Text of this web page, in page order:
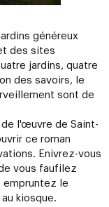
généreux
des sites
jardins, quatre
des savoirs, le
sont de
l'œuvre de Saint-
ce roman
Enivrez-vous
vous faufilez
empruntez le
kiosque.